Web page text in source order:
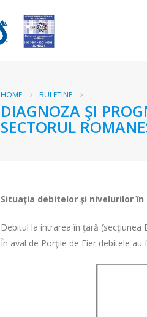
HOME BULETINE
DIAGNOZA ŞI
SECTORUL
Situaţia debitelor şi nivelurilorîn
Debitul la intrarea în ţară
În aval de Porţile de Fier debitele